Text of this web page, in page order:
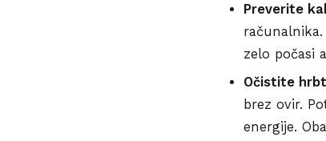
Preverite
zelo počasi
Očistite
brez ovir.
energije.